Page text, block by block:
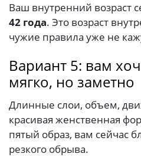
Ваш внутренний возраст
42 года. Это возраст
чужие правила уже не
Вариант 5: вам
мягко, но заметно
Длинные слои, объем,
красивая женственная
пятый образ, вам сейчас
резкого обрыва.